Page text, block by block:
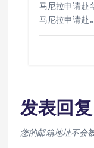
马尼拉申请赴
马尼拉申请赴
发表回复
您的邮箱地址不会